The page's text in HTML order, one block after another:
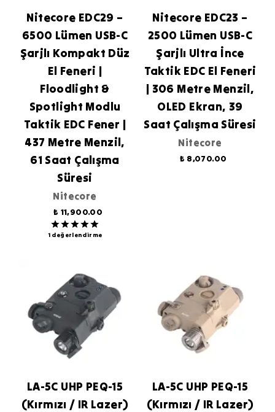
Nitecore EDC29 –
6500 Lümen USB-C
Şarjlı Kompakt Düz
El Feneri |
Floodlight &
Spotlight Modlu
Taktik EDC Fener |
437 Metre Menzil,
61 Saat Çalışma
Süresi
Nitecore
₺ 11,900.00
1 değerlendirme
Nitecore EDC23 –
2500 Lümen USB-C
Şarjlı Ultra İnce
Taktik EDC El Feneri
| 306 Metre Menzil,
OLED Ekran, 39
Saat Çalışma Süresi
Nitecore
₺ 8,070.00
LA-5C UHP PEQ-15
(Kırmızı / IR Lazer)
LA-5C UHP PEQ-15
(Kırmızı / IR Lazer)